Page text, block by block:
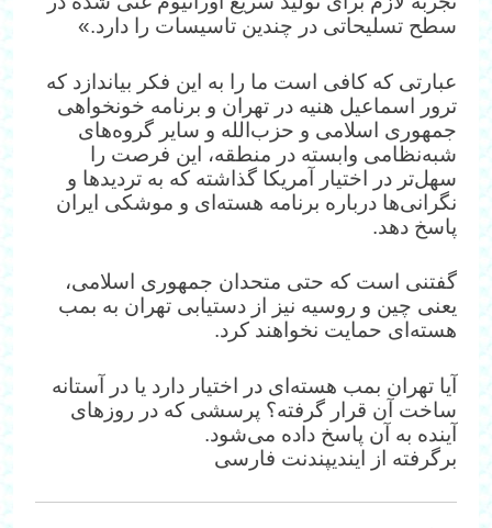
سطح تسلیحاتی در چندین تاسیسات را دارد.»
عبارتی که کافی است ما را به این فکر بیاندازد که
ترور اسماعیل هنیه در تهران و برنامه خونخواهی
جمهوری اسلامی و حزب‌الله و سایر گروه‌های
شبه‌نظامی وابسته در منطقه، این فرصت را
سهل‌تر در اختیار آمریکا گذاشته که به تردیدها و
نگرانی‌ها درباره برنامه هسته‌ای و موشکی ایران
پاسخ دهد.
گفتنی است که حتی متحدان جمهوری اسلامی،
یعنی چین و روسیه نیز از دستیابی تهران به بمب
هسته‌ای حمایت نخواهند کرد.
آیا تهران بمب هسته‌ای در اختیار دارد یا در آستانه
ساخت آن قرار گرفته؟ پرسشی که در روزهای
آینده به آن پاسخ داده می‌شود.
برگرفته از ایندیپندنت فارسی